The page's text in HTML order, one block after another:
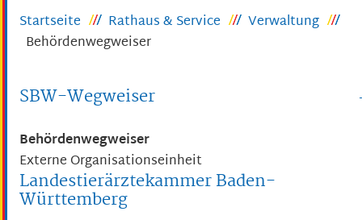
Startseite Rathaus & Service
Verwaltung
Behördenwegweiser
SBW-Wegweiser
Behördenwegweiser
Externe Organisationseinheit
Landestierärztekammer Baden-
Württemberg